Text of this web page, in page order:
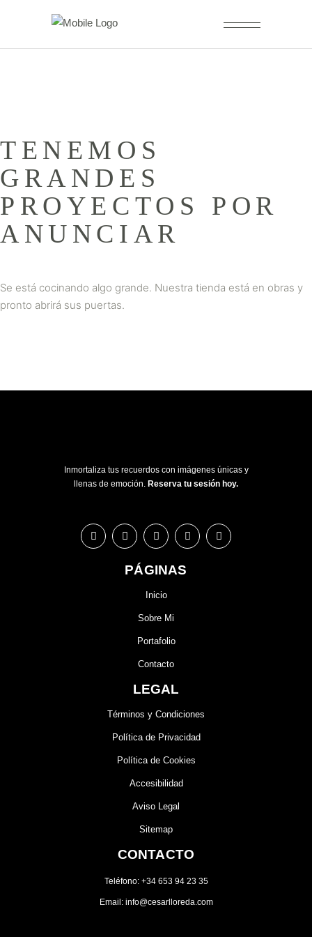
TENEMOS
GRANDES
PROYECTOS POR
ANUNCIAR
Se está cocinando algo grande. Nuestra tienda está en obras y
pronto abrirá sus puertas.
Inmortaliza tus recuerdos con imágenes únicas y
llenas de emoción. Reserva tu sesión hoy.
PÁGINAS
Inicio
Sobre Mi
Portafolio
Contacto
LEGAL
Términos y Condiciones
Política de Privacidad
Política de Cookies
Accesibilidad
Aviso Legal
Sitemap
CONTACTO
Teléfono: +34 653 94 23 35
Email: info@cesarlloreda.com